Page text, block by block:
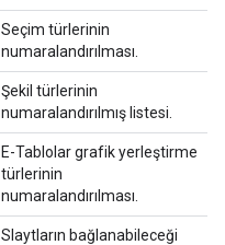
Seçim türlerinin
numaralandırılması.
Şekil türlerinin
numaralandırılmış listesi.
E-Tablolar grafik yerleştirme
türlerinin
numaralandırılması.
Slaytların bağlanabileceği